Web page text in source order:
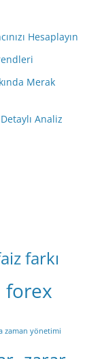
Hesaplayın
Merak
Analiz
farkı
forex
zaman yönetimi